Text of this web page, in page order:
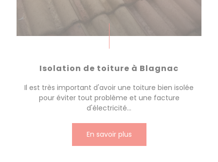
Isolation de toiture à Blagnac
Il est très important d'avoir une toiture bien isolée
pour éviter tout problème et une facture
d'électricité...
En savoir plus